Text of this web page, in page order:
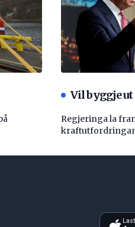
Vil byggje
Regjeringa la